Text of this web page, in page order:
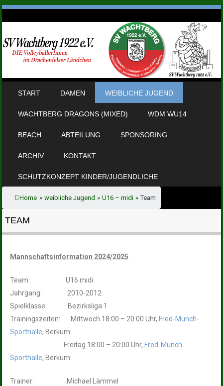
MENU
SKIP TO CONTENT
START DAMEN WEIBLICHE JUGEND
WACHTBERG DRAGONS (MIXED) WDM WU14
BEACH ABTEILUNG SPONSORING
ARCHIV KONTAKT
SCHUTZKONZEPT KINDER/JUGENDLICHE
Home » weibliche Jugend » U16 – midi » Team
TEAM
Mannschaftsinformation 2024/2025
Team: U16 midi
Jahrgang: 2010-2012
Spielklasse: Bezirksliga 1
Trainingszeiten: Mittwoch 18:00 – 20:00 Uhr, Fred-Münch-
Sporthalle, Berkum
Freitag 18:00 – 20:00 Uhr, Fred-Münch-
Sporthalle, Berkum
Trainer: Michael Lämmel